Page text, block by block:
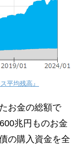
平均残高』
お金の総額で
兆円ものお金
の購入資金を全